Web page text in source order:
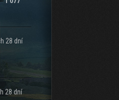
28 dní
28 dní